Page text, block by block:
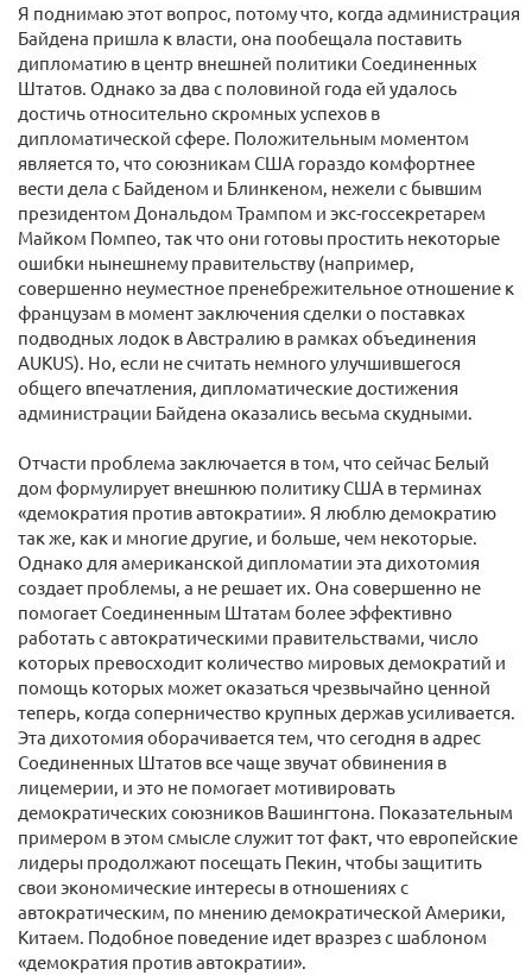
Я поднимаю этот вопрос, потому что, когда администрация
Байдена пришла к власти, она пообещала поставить
дипломатию в центр внешней политики Соединенных
Штатов. Однако за два с половиной года ей удалось
достичь относительно скромных успехов в
дипломатической сфере. Положительным моментом
является то, что союзникам США гораздо комфортнее
вести дела с Байденом и Блинкеном, нежели с бывшим
президентом Дональдом Трампом и экс-госсекретарем
Майком Помпео, так что они готовы простить некоторые
ошибки нынешнему правительству (например,
совершенно неуместное пренебрежительное отношение к
французам в момент заключения сделки о поставках
подводных лодок в Австралию в рамках объединения
AUKUS). Но, если не считать немного улучшившегося
общего впечатления, дипломатические достижения
администрации Байдена оказались весьма скудными.
Отчасти проблема заключается в том, что сейчас Белый
дом формулирует внешнюю политику США в терминах
«демократия против автократии». Я люблю демократию
так же, как и многие другие, и больше, чем некоторые.
Однако для американской дипломатии эта дихотомия
создает проблемы, а не решает их. Она совершенно не
помогает Соединенным Штатам более эффективно
работать с автократическими правительствами, число
которых превосходит количество мировых демократий и
помощь которых может оказаться чрезвычайно ценной
теперь, когда соперничество крупных держав усиливается.
Эта дихотомия оборачивается тем, что сегодня в адрес
Соединенных Штатов все чаще звучат обвинения в
лицемерии, и это не помогает мотивировать
демократических союзников Вашингтона. Показательным
примером в этом смысле служит тот факт, что европейские
лидеры продолжают посещать Пекин, чтобы защитить
свои экономические интересы в отношениях с
автократическим, по мнению демократической Америки,
Китаем. Подобное поведение идет вразрез с шаблоном
«демократия против автократии».